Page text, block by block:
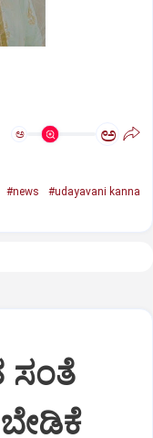
ಅ ಅ
#news
#udayavani kanna
ಸಂತೆ